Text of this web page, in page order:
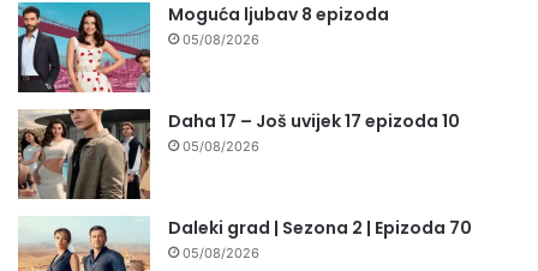
Moguća ljubav 8 epizoda
05/08/2026
Daha 17 – Još uvijek 17 epizoda 10
05/08/2026
Daleki grad | Sezona 2 | Epizoda 70
05/08/2026